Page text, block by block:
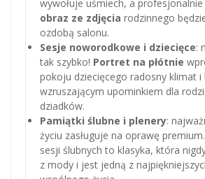
wywołuje uśmiech, a
obraz ze zdjęcia rodzinnego
ozdobą salonu.
Sesje noworodkowe i dziecięce:
tak szybko! Portret na płótnie
pokoju dziecięcego radosny klimat i
wzruszającym upominkiem dla
dziadków.
Pamiątki ślubne i plenery:
życiu zasługuje na oprawę
sesji ślubnych to klasyka, która
z mody i jest jedną z